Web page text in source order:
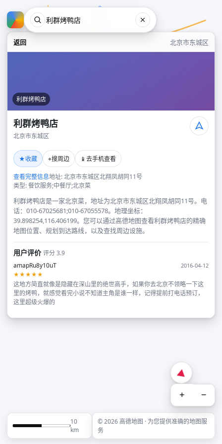
返回 北京市东城区
利群烤鸭店
利群烤鸭店
北京市东城区
★收藏 ⌖搜周边 📱 去手机查看
查看完整信息地址: 北京市东城区北翔凤胡同11号
类型: 餐饮服务;中餐厅;北京菜
利群烤鸭店是一家北京菜，地址为北京市东城区北翔凤胡同11号。电
话：010-67025681;010-67055578。地理坐标：
39.898254,116.406199。您可以通过高德地图查看利群烤鸭店的精确
地图位置、规划到达路线，以及查找周边设施。
用户评价评分 3.9
amapRu8y10uT
2016-04-12
★★★★★
这地方简直就像是隐藏在深山里的绝世高手，如果你去北京不领略一下这
里的烤鸭，就感觉看完小说不知道主角是谁一样，记得提前打电话预订，
这里超级火爆的
+ −
10
km
© 2026 高德地图 · 为您提供准确的地图服
务